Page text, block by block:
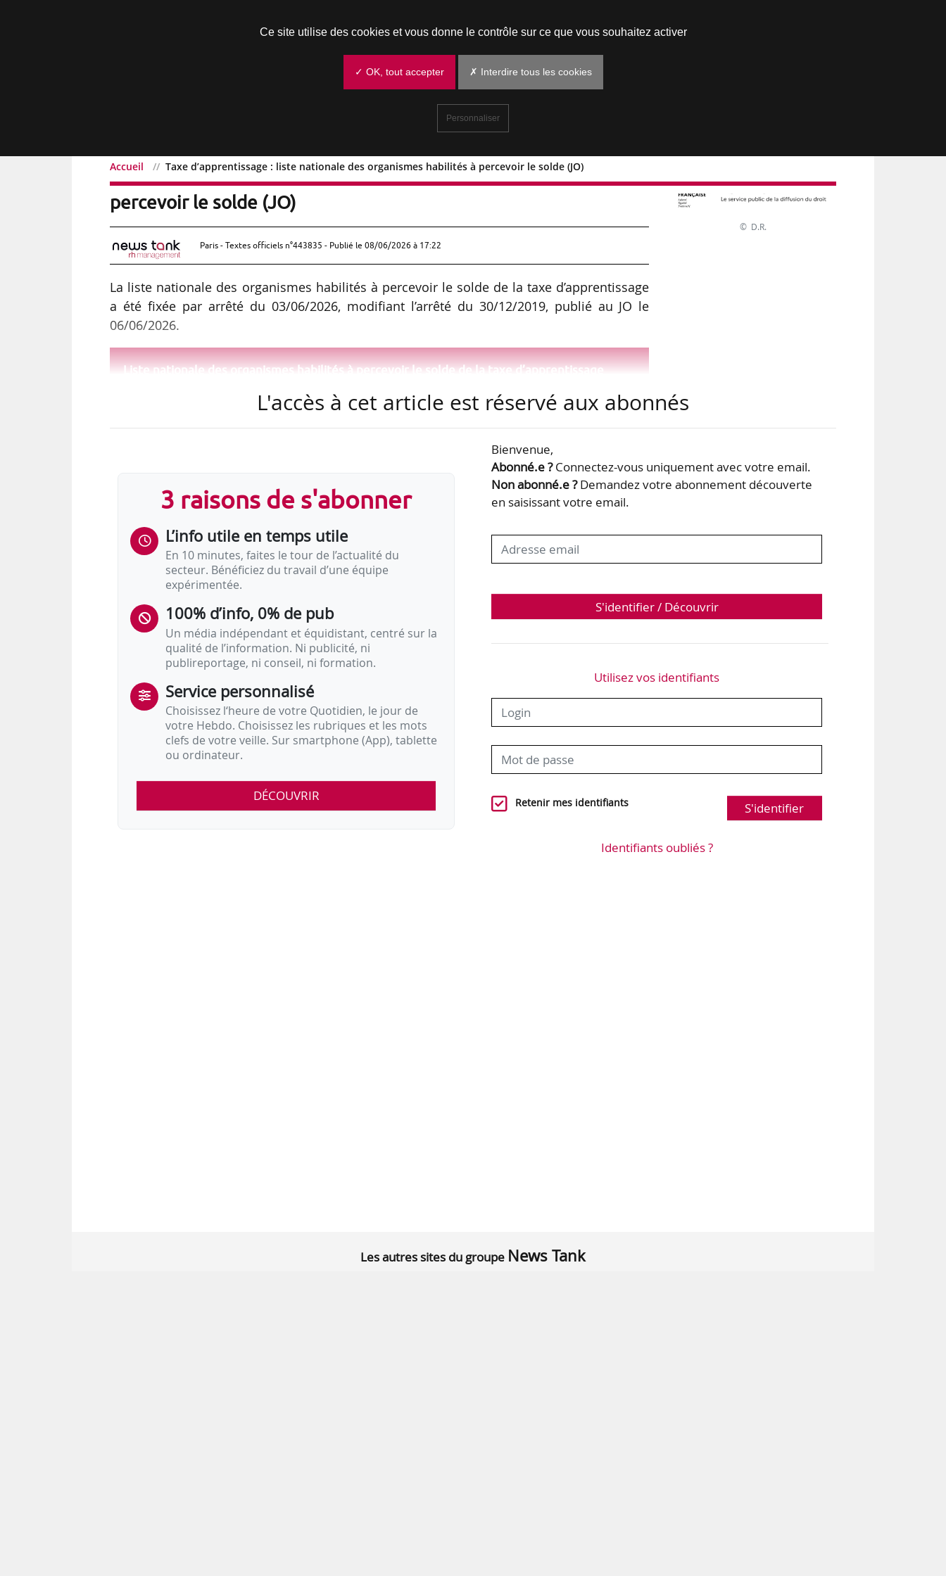
Accueil Taxe d’apprentissage : liste nationale des organismes habilités à percevoir le solde (JO)
Taxe d’apprentissage : liste nationale des organismes habilités à
percevoir le solde (JO)
Paris - Textes officiels n°443835 - Publié le 08/06/2026 à 17:22
La liste nationale des organismes habilités à percevoir le solde de la taxe d’apprentissage
a été fixée par arrêté du 03/06/2026, modifiant l’arrêté du 30/12/2019, publié au JO le
06/06/2026.
Liste nationale des organismes habilités à percevoir le solde de la taxe d’apprentissage
© D.R.
L'accès à cet article est réservé aux abonnés
3 raisons de s'abonner
L’info utile en temps utile
En 10 minutes, faites le tour de l’actualité du
secteur. Bénéficiez du travail d’une équipe
expérimentée.
100% d’info, 0% de pub
Un média indépendant et équidistant, centré sur la
qualité de l’information. Ni publicité, ni
publireportage, ni conseil, ni formation.
Service personnalisé
Choisissez l‘heure de votre Quotidien, le jour de
votre Hebdo. Choisissez les rubriques et les mots
clefs de votre veille. Sur smartphone (App), tablette
ou ordinateur.
DÉCOUVRIR
Bienvenue,
Abonné.e ?Connectez-vous uniquement avec votre email.
Non abonné.e ?Demandez votre abonnement découverte
en saisissant votre email.
S'identifier / Découvrir
Utilisez vos identifiants
Retenir mes identifiants S'identifier
Identifiants oubliés ?
Les autres sites du groupe News Tank
Ce site utilise des cookies et vous donne le contrôle sur ce que vous souhaitez activer
✓ OK, tout accepter ✗ Interdire tous les cookies
Personnaliser